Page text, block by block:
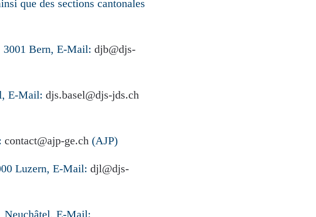
que des sections cantonales
3001 Bern, E-Mail: djb@djs-
E-Mail: djs.basel@djs-jds.ch
contact@ajp-ge.ch (AJP)
Luzern, E-Mail: djl@djs-
Neuchâtel, E-Mail: